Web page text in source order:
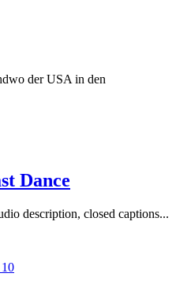
der USA in den
Dance
description, closed captions...